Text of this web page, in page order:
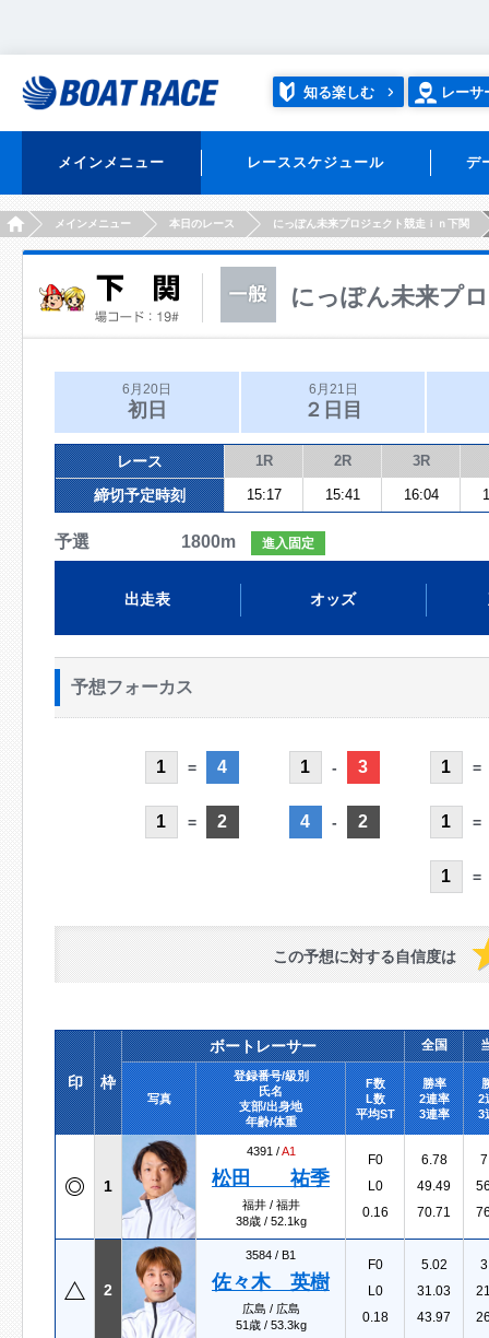
知る楽しむ レーサ
メインメニュー レーススケジュール デ
HOMEメインメニュー 本日のレース にっぽん未来プロジェクト競走ｉｎ下関
にっぽん未来プ
6月20日
初日
6月21日
２日目
レース 1R 2R 3R
締切予定時刻 15:17 15:41 16:04
予選 1800m 進入固定
出走表 オッズ
予想フォーカス
1 = 4
1 = 2
1 - 3
4 - 2
1 =
1 =
1 =
この予想に対する自信度は
印 枠
ボートレーサー 全国
写真
登録番号/級別
氏名
支部/出身地
年齢/体重
F数
L数
平均ST
勝率
2連率
3連率
2
3
1
4391 /A1
松田 祐季
福井 / 福井
38歳 / 52.1kg
F0
L0
0.16
6.78
49.49
70.71
2
3584 / B1
佐々木 英樹
広島 / 広島
51歳 / 53.3kg
F0
L0
0.18
5.02
31.03
43.97